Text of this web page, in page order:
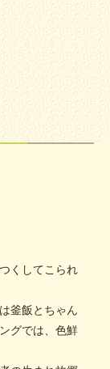
くしてこられ
釜飯とちゃん
グでは、色鮮